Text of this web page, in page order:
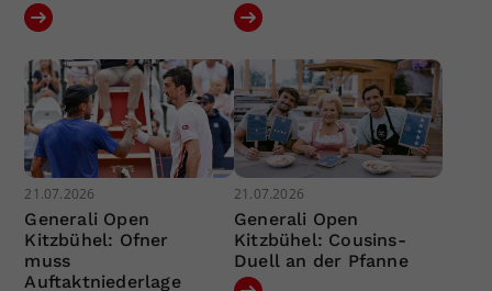
21.07.2026
Generali Open
Kitzbühel: Ofner
muss
Auftaktniederlage
21.07.2026
Generali Open
Kitzbühel: Cousins-
Duell an der Pfanne